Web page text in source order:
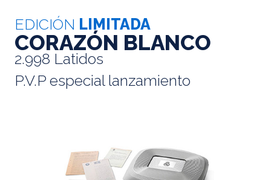
EDICIÓN LIMITADA
CORAZÓN BLANCO
2.998 Latidos
P.V.P especial lanzamiento